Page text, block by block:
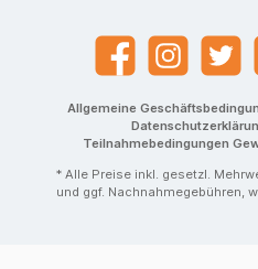
Allgemeine
Teilnahmebedingungen
* Alle Preise inkl. gesetzl.
und ggf. Nachnahmegebühren,